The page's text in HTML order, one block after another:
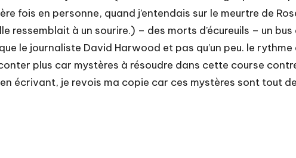
fois en personne, quand j’entendais sur le meurtre de
ressemblait à un sourire.) – des morts d’écureuils – un
le journaliste David Harwood et pas qu’un peu. le
plus car mystères à résoudre dans cette course
écrivant, je revois ma copie car ces mystères sont tout